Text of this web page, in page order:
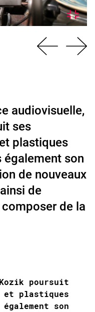
audiovisuelle,
ses
plastiques
également son
de nouveaux
de
de la
poursuit
et plastiques
son